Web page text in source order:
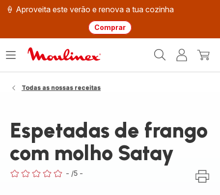
🍦 Aproveita este verão e renova a tua cozinha
Comprar
Moulinex
O
Abrir
Todas as nossas receitas
Espetadas de frango
com molho Satay
- /5 -